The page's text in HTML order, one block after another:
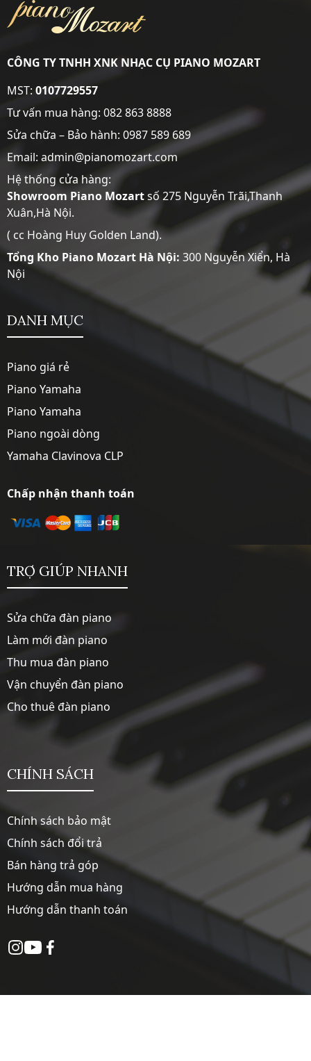
CÔNG TY TNHH XNK NHẠC CỤ PIANO MOZART
MST:0107729557
Tư vấn mua hàng: 082 863 8888
Sửa chữa – Bảo hành: 0987 589 689
Email: admin@pianomozart.com
Hệ thống cửa hàng:
Showroom Piano Mozartsố 275 Nguyễn Trãi,Thanh
Xuân,Hà Nội.
( cc Hoàng Huy Golden Land).
Tổng Kho Piano Mozart Hà Nội: 300 Nguyễn Xiển, Hà
Nội
DANH MỤC
Piano giá rẻ
Piano Yamaha
Piano Yamaha
Piano ngoài dòng
Yamaha Clavinova CLP
Chấp nhận thanh toán
TRỢ GIÚP NHANH
Sửa chữa đàn piano
Làm mới đàn piano
Thu mua đàn piano
Vận chuyển đàn piano
Cho thuê đàn piano
CHÍNH SÁCH
Chính sách bảo mật
Chính sách đổi trả
Bán hàng trả góp
Hướng dẫn mua hàng
Hướng dẫn thanh toán